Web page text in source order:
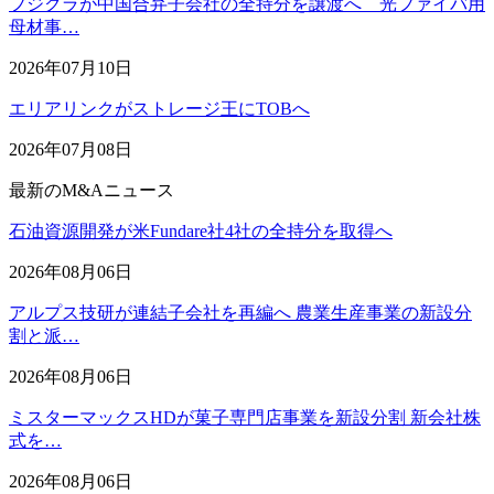
母材事…
2026年07月10日
エリアリンクがストレージ王にTOBへ
2026年07月08日
最新のM&Aニュース
石油資源開発が米Fundare社4社の全持分を取得へ
2026年08月06日
アルプス技研が連結子会社を再編へ 農業生産事業の新設分
割と派…
2026年08月06日
ミスターマックスHDが菓子専門店事業を新設分割 新会社株
式を…
2026年08月06日